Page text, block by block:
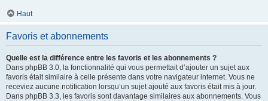
Haut
Favoris et abonnements
Quelle est la différence entre les favoris et les abonnements ?
Dans phpBB 3.0, la fonctionnalité qui vous permettait d’ajouter un sujet aux
favoris était similaire à celle présente dans votre navigateur internet. Vous ne
receviez aucune notification lorsqu’un sujet ajouté aux favoris était mis à jour.
Dans phpBB 3.3, les favoris sont davantage similaires aux abonnements. Vous